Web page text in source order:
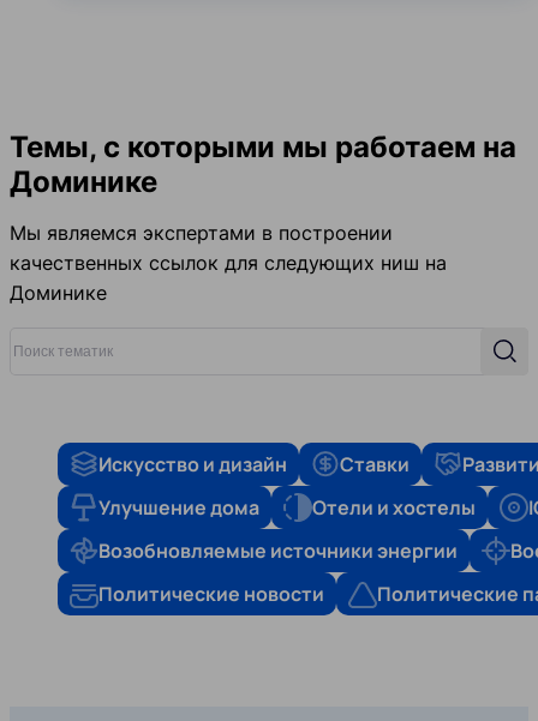
Темы, с которыми мы работаем на
Доминике
Мы являемся экспертами в построении
качественных ссылок для следующих ниш на
Доминике
Искусство и дизайн Ставки
Улучшение дома
Отели и хостелы
Возобновляемые источники энергии
Политические новости
Политические